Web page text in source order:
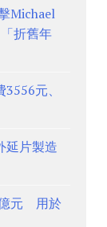
Michael
折舊年
元、
延片製造
元 用於